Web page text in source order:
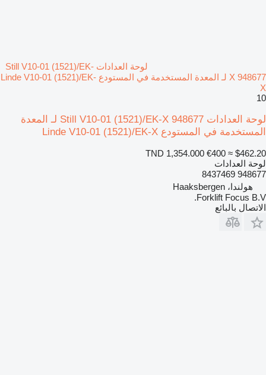
لوحة العدادات Still V10-01 (1521)/EK-
X 948677 لـ المعدة المستخدمة في المستودع Linde V10-01 (1521)/EK-
X
10
لوحة العدادات Still V10-01 (1521)/EK-X 948677 لـ المعدة
المستخدمة في المستودع Linde V10-01 (1521)/EK-X
TND 1,354.000 €400 ≈ $462.20
لوحة العدادات
948677 8437469
هولندا، Haaksbergen
Forklift Focus B.V.
الاتصال بالبائع